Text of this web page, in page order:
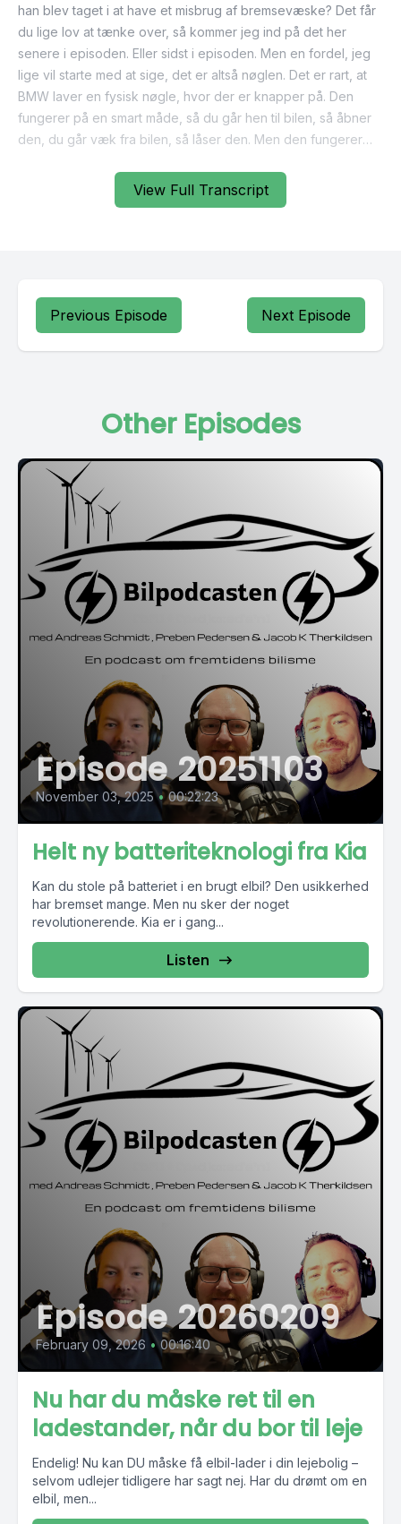
View Full Transcript
Previous Episode Next Episode
Other Episodes
Episode 20251103
November 03, 2025 • 00:22:23
Helt ny batteriteknologi fra Kia
Kan du stole på batteriet i en brugt elbil? Den usikkerhed
har bremset mange. Men nu sker der noget
revolutionerende. Kia er i gang...
Listen
Episode 20260209
February 09, 2026 • 00:16:40
Nu har du måske ret til en
ladestander, når du bor til leje
Endelig! Nu kan DU måske få elbil-lader i din lejebolig –
selvom udlejer tidligere har sagt nej. Har du drømt om en
elbil, men...